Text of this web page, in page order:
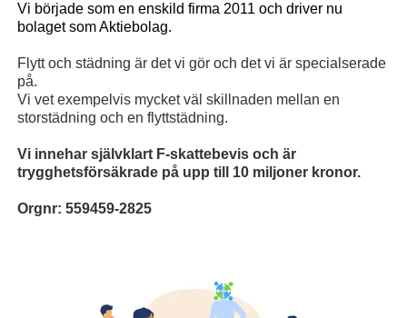
Vi började som en enskild firma 2011 och driver nu
bolaget som Aktiebolag.
Flytt och städning är det vi gör och det vi är specialserade
på.
Vi vet exempelvis mycket väl skillnaden mellan en
storstädning och en flyttstädning.
Vi innehar självklart F-skattebevis och är
trygghetsförsäkrade på upp till 10 miljoner kronor.
Orgnr: 559459-2825